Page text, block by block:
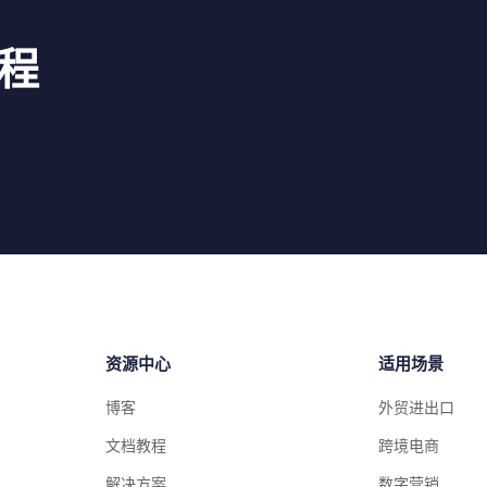
资源中心
博客
文档教程
解决方案
适用场景
外贸进出口
跨境电商
数字营销